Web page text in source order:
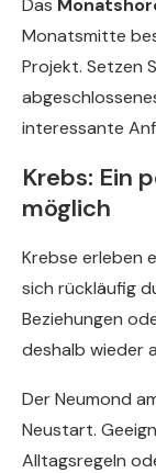
Das
Monatsmitte
Projekt. Setzen
interessante
Krebs: Ein
möglich
Krebse erleben
sich rückläufig
Beziehungen
deshalb wieder
Der Neumond
Neustart.
Alltagsregeln